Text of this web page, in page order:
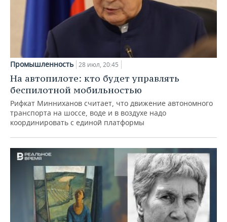
Промышленность 28 июл, 20:45
На автопилоте: кто будет управлять
беспилотной мобильностью
Рифкат Минниханов считает, что движение автономного
транспорта на шоссе, воде и в воздухе надо
координировать с единой платформы